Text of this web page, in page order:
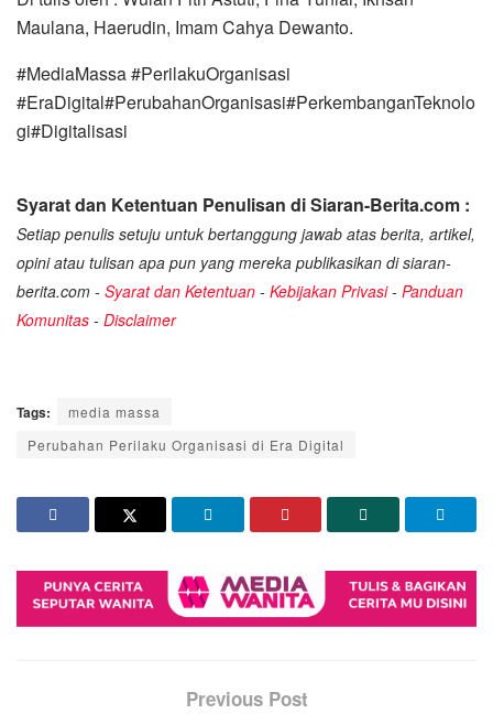
Maulana, Haerudin, Imam Cahya Dewanto.
#MediaMassa #PerilakuOrganisasi
#EraDigital#PerubahanOrganisasi#PerkembanganTeknolo
gi#Digitalisasi
Syarat dan Ketentuan Penulisan di Siaran-Berita.com :
Setiap penulis setuju untuk bertanggung jawab atas berita, artikel,
opini atau tulisan apa pun yang mereka publikasikan di siaran-
berita.com - Syarat dan Ketentuan - Kebijakan Privasi- Panduan
Komunitas - Disclaimer
Tags:
media massa
Perubahan Perilaku Organisasi di Era Digital
Previous Post